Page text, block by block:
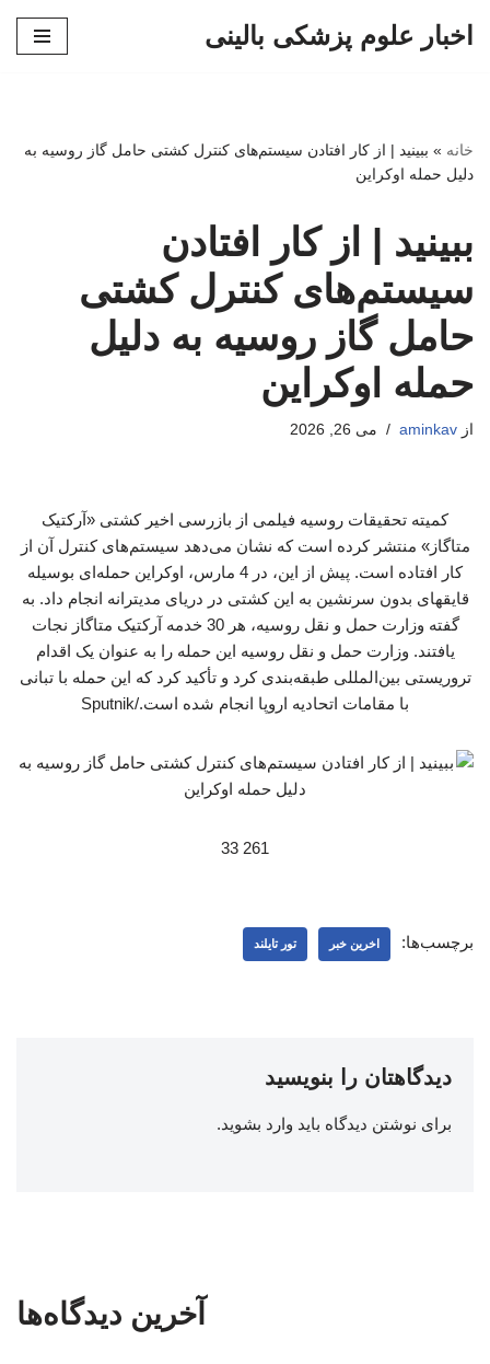
اخبار علوم پزشکی بالینی
خانه » ببینید | از کار افتادن سیستم‌های کنترل کشتی حامل گاز روسیه به
دلیل حمله اوکراین
ببینید | از کار افتادن
سیستم‌های کنترل کشتی
حامل گاز روسیه به دلیل
حمله اوکراین
از aminkav می 26, 2026
کمیته تحقیقات روسیه فیلمی از بازرسی اخیر کشتی «آرکتیک
متاگاز» منتشر کرده است که نشان می‌دهد سیستم‌های کنترل آن از
کار افتاده است. پیش از این، در 4 مارس، اوکراین حمله‌ای بوسیله
قایقهای بدون سرنشین به این کشتی در دریای مدیترانه انجام داد. به
گفته وزارت حمل و نقل روسیه، هر 30 خدمه آرکتیک متاگاز نجات
یافتند. وزارت حمل و نقل روسیه این حمله را به عنوان یک اقدام
تروریستی بین‌المللی طبقه‌بندی کرد و تأکید کرد که این حمله با تبانی
با مقامات اتحادیه اروپا انجام شده است./Sputnik
261 33
برچسب‌ها: اخرین خبر تور تایلند
دیدگاهتان را بنویسید
برای نوشتن دیدگاه باید وارد بشوید.
آخرین دیدگاه‌ها